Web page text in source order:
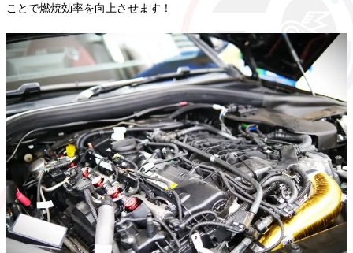
ことで燃焼効率を向上させます！